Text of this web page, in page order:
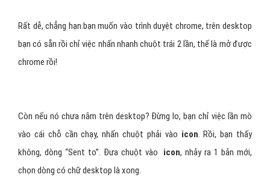
Rất dễ, chẳng hạn.bạn muốn vào trình duyệt chrome, trên desktop
bạn có sẵn rồi chỉ việc nhấn nhanh chuột trái 2 lần, thế là mở được
chrome rồi!
Còn nếu nó chưa nằm trên desktop? Đừng lo, bạn chỉ việc lần mò
vào cái chỗ cần chạy, nhấn chuột phải vào icon. Rồi, bạn thấy
không, dòng “Sent to”. Đưa chuột vào
icon, nhảy ra 1 bản mới,
chọn dòng có chữ desktop là xong.